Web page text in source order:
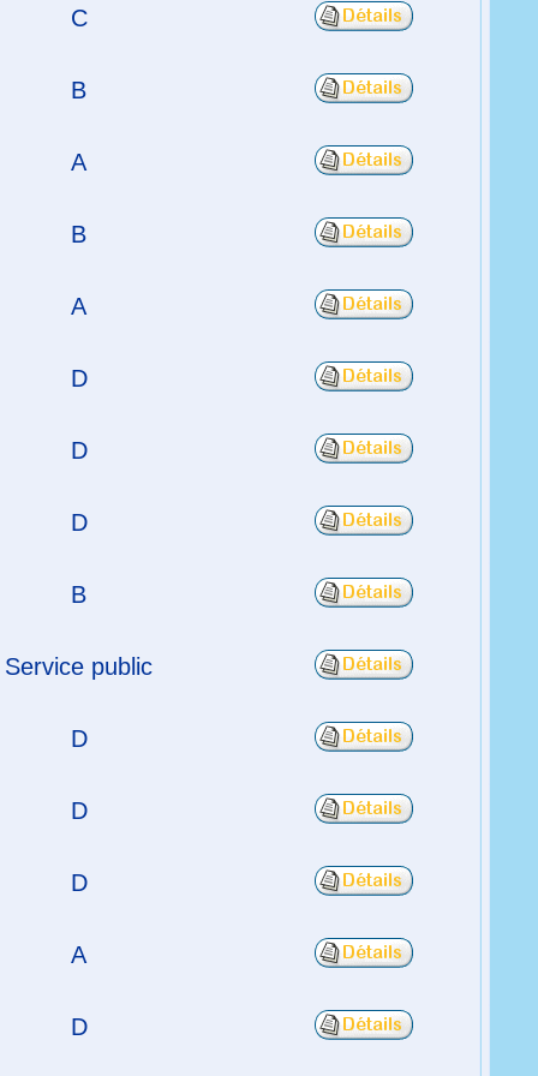
C
B
A
B
A
D
D
D
B
Service public
D
D
D
A
D